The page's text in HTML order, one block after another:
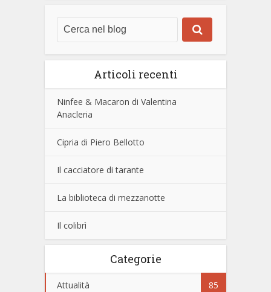
Articoli recenti
Ninfee & Macaron di Valentina
Anacleria
Cipria di Piero Bellotto
Il cacciatore di tarante
La biblioteca di mezzanotte
Il colibrì
Categorie
Attualità 85